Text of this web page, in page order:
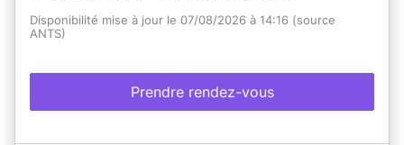
Disponibilité mise à jour le 07/08/2026 à 14:16 (source
ANTS)
Prendre rendez-vous